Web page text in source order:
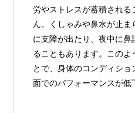
労やストレスが蓄積される
ん。くしゃみや鼻水が止
に支障が出たり、夜中に
ることもあります。このよ
とで、身体のコンディシ
面でのパフォーマンスが低